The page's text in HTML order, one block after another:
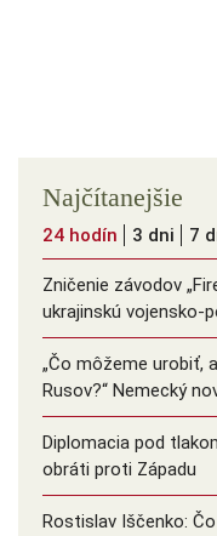
Najčítanejšie
24 hodín 3 dni 7
Zničenie závodov
ukrajinskú vojensko-
„Čo môžeme urobiť,
Rusov?“ Nemecký
Diplomacia pod
obráti proti Západu
Rostislav Iščenko: